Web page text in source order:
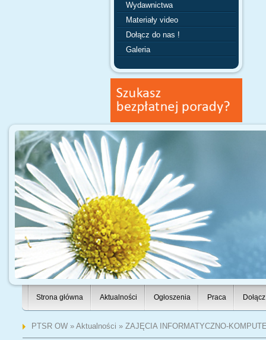
Wydawnictwa
Materiały video
Dołącz do nas !
Galeria
Strona główna Aktualności Ogłoszenia Praca
PTSR OW» Aktualności » ZAJĘCIA INFORMATYCZNO-